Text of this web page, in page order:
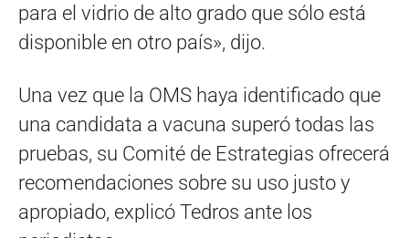
para el vidrio de alto grado que sólo está
disponible en otro país», dijo.
Una vez que la OMS haya identificado que
una candidata a vacuna superó todas las
pruebas, su Comité de Estrategias ofrecerá
recomendaciones sobre su uso justo y
apropiado, explicó Tedros ante los